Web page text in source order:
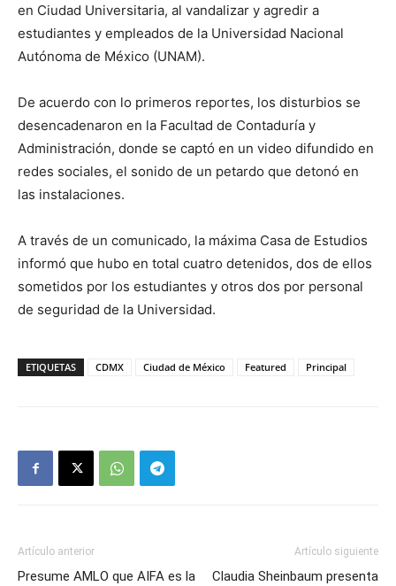
en Ciudad Universitaria, al vandalizar y agredir a
estudiantes y empleados de la Universidad Nacional
Autónoma de México (UNAM).
De acuerdo con lo primeros reportes, los disturbios se
desencadenaron en la Facultad de Contaduría y
Administración, donde se captó en un video difundido en
redes sociales, el sonido de un petardo que detonó en
las instalaciones.
A través de un comunicado, la máxima Casa de Estudios
informó que hubo en total cuatro detenidos, dos de ellos
sometidos por los estudiantes y otros dos por personal
de seguridad de la Universidad.
ETIQUETAS CDMX Ciudad de México Featured Principal
Artículo anterior
Presume AMLO que AIFA es la
Artículo siguiente
Claudia Sheinbaum presenta